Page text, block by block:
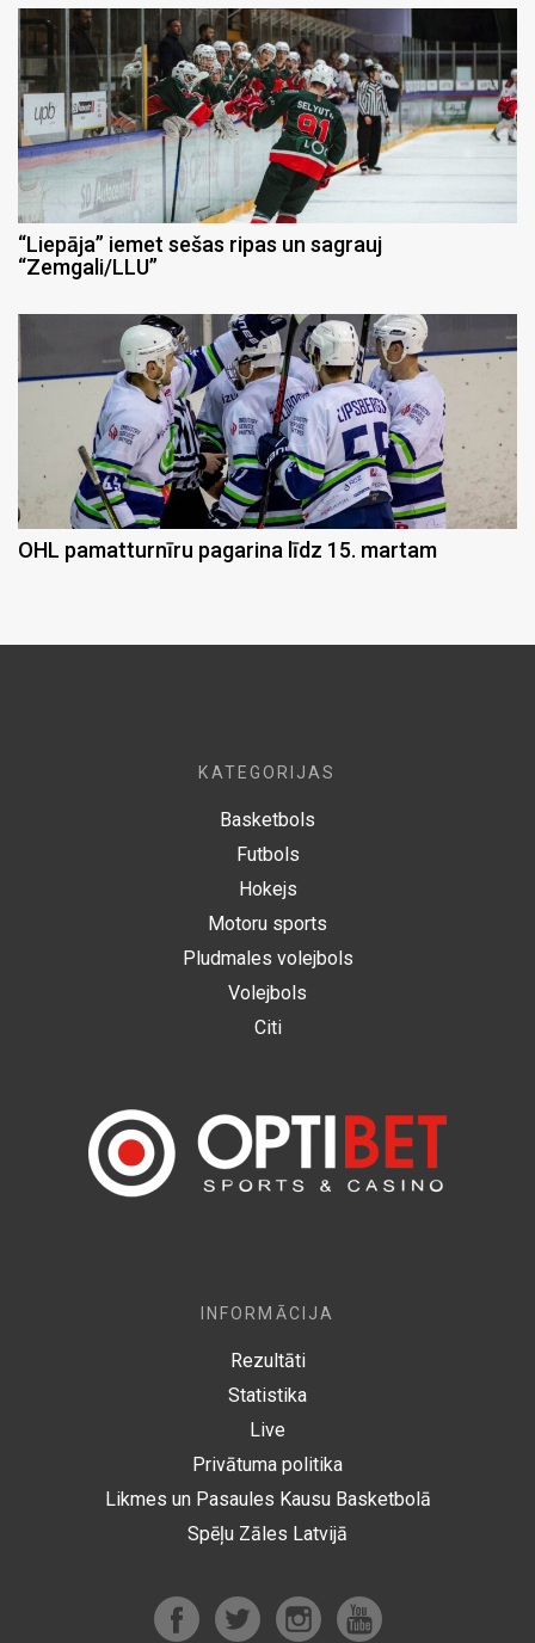
“Liepāja” iemet sešas ripas un sagrauj
“Zemgali/LLU”
OHL pamatturnīru pagarina līdz 15. martam
KATEGORIJAS
Basketbols
Futbols
Hokejs
Motoru sports
Pludmales volejbols
Volejbols
Citi
INFORMĀCIJA
Rezultāti
Statistika
Live
Privātuma politika
Likmes un Pasaules Kausu Basketbolā
Spēļu Zāles Latvijā